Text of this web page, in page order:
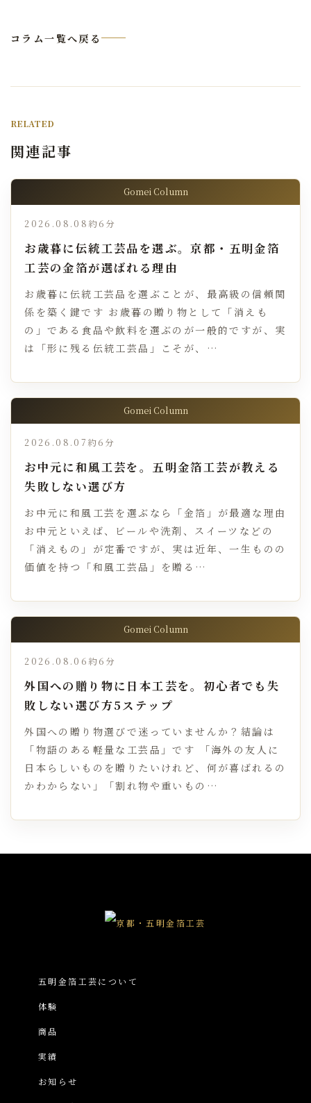
コラム一覧へ戻る
RELATED
関連記事
Gomei Column
2026.08.08 約6分
お歳暮に伝統工芸品を選ぶ。京都・五明金箔
工芸の金箔が選ばれる理由
お歳暮に伝統工芸品を選ぶことが、最高級の信頼関
係を築く鍵です お歳暮の贈り物として「消えも
の」である食品や飲料を選ぶのが一般的ですが、実
は「形に残る伝統工芸品」こそが、…
Gomei Column
2026.08.07 約6分
お中元に和風工芸を。五明金箔工芸が教える
失敗しない選び方
お中元に和風工芸を選ぶなら「金箔」が最適な理由
お中元といえば、ビールや洗剤、スイーツなどの
「消えもの」が定番ですが、実は近年、一生ものの
価値を持つ「和風工芸品」を贈る…
Gomei Column
2026.08.06 約6分
外国への贈り物に日本工芸を。初心者でも失
敗しない選び方5ステップ
外国への贈り物選びで迷っていませんか？結論は
「物語のある軽量な工芸品」です 「海外の友人に
日本らしいものを贈りたいけれど、何が喜ばれるの
かわからない」「割れ物や重いもの…
五明金箔工芸について
体験
商品
実績
お知らせ